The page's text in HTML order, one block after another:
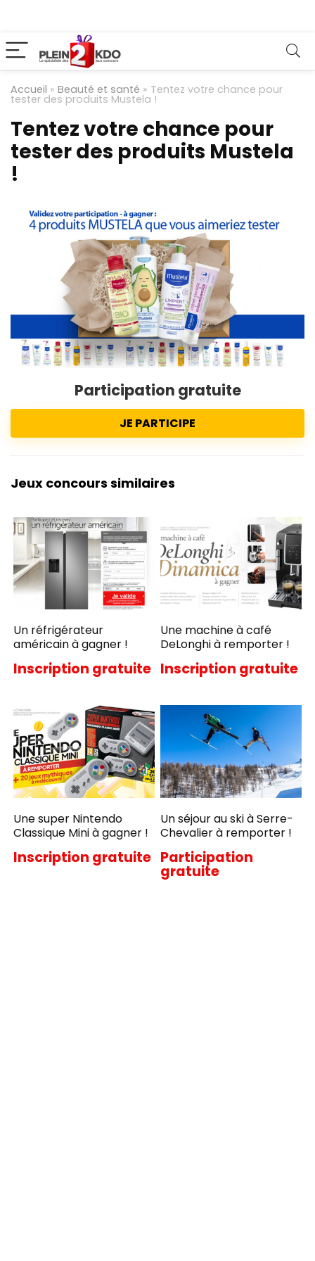
Accueil » Beauté et santé » Tentez votre chance pour
tester des produits Mustela !
Tentez votre chance pour
tester des produits Mustela
!
Participation gratuite
JE PARTICIPE
Jeux concours similaires
Un réfrigérateur
américain à gagner !
Inscription gratuite
Une machine à café
DeLonghi à remporter !
Inscription gratuite
Une super Nintendo
Classique Mini à gagner !
Inscription gratuite
Un séjour au ski à Serre-
Chevalier à remporter !
Participation
gratuite